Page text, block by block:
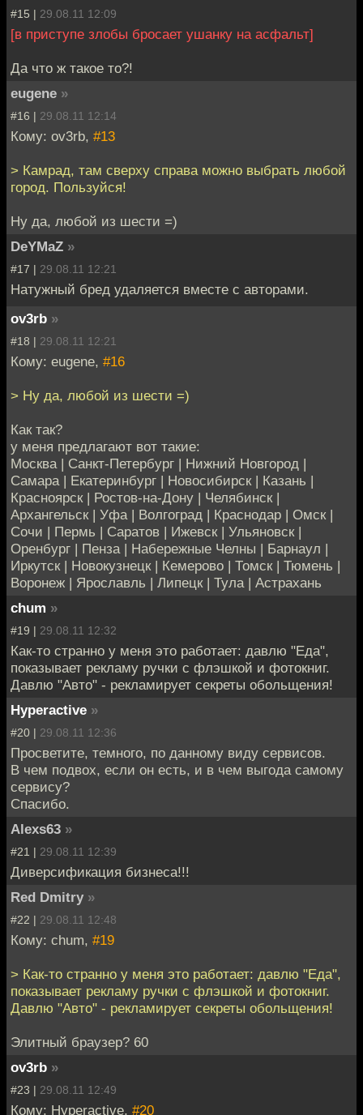
#15 | 29.08.11 12:09
[в приступе злобы бросает ушанку на асфальт]
Да что ж такое то?!
eugene »
#16 | 29.08.11 12:14
Кому: ov3rb, #13
> Камрад, там сверху справа можно выбрать любой
город. Пользуйся!
Ну да, любой из шести =)
DeYMaZ »
#17 | 29.08.11 12:21
Натужный бред удаляется вместе с авторами.
ov3rb »
#18 | 29.08.11 12:21
Кому: eugene, #16
> Ну да, любой из шести =)
Как так?
у меня предлагают вот такие:
Москва | Санкт-Петербург | Нижний Новгород |
Самара | Екатеринбург | Новосибирск | Казань |
Красноярск | Ростов-на-Дону | Челябинск |
Архангельск | Уфа | Волгоград | Краснодар | Омск |
Сочи | Пермь | Саратов | Ижевск | Ульяновск |
Оренбург | Пенза | Набережные Челны | Барнаул |
Иркутск | Новокузнецк | Кемерово | Томск | Тюмень |
Воронеж | Ярославль | Липецк | Тула | Астрахань
chum »
#19 | 29.08.11 12:32
Как-то странно у меня это работает: давлю "Еда",
показывает рекламу ручки с флэшкой и фотокниг.
Давлю "Авто" - рекламирует секреты обольщения!
Hyperactive »
#20 | 29.08.11 12:36
Просветите, темного, по данному виду сервисов.
В чем подвох, если он есть, и в чем выгода самому
сервису?
Спасибо.
Alexs63 »
#21 | 29.08.11 12:39
Диверсификация бизнеса!!!
Red Dmitry »
#22 | 29.08.11 12:48
Кому: chum, #19
> Как-то странно у меня это работает: давлю "Еда",
показывает рекламу ручки с флэшкой и фотокниг.
Давлю "Авто" - рекламирует секреты обольщения!
Элитный браузер? 60
ov3rb »
#23 | 29.08.11 12:49
Кому: Hyperactive, #20